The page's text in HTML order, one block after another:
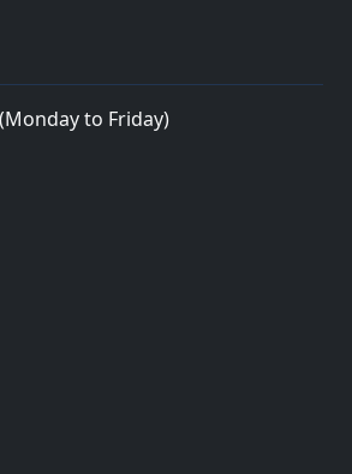
to Friday)